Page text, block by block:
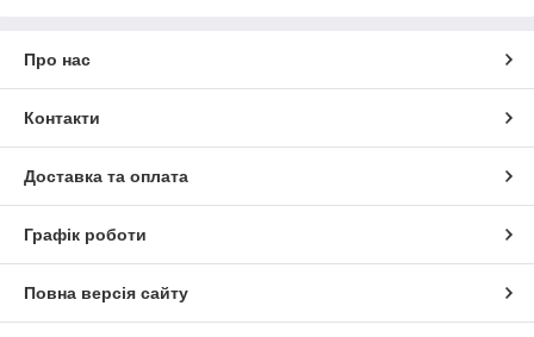
Про нас
Контакти
Доставка та оплата
Графік роботи
Повна версія сайту